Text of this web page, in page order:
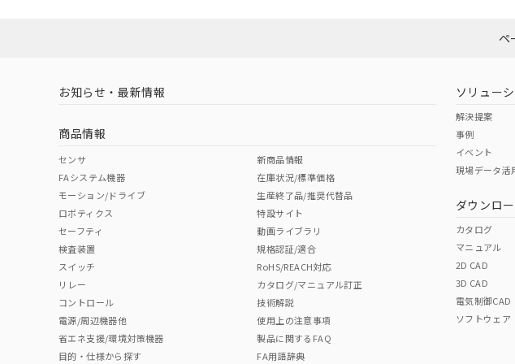
ペ
お知らせ・最新情報
商品情報
センサ
FAシステム機器
モーション/ドライブ
ロボティクス
セーフティ
検査装置
スイッチ
リレー
コントロール
電源/周辺機器他
省エネ支援/環境対策機器
目的・仕様から探す
新商品情報
在庫状況/標準価格
生産終了品/推奨代替品
特設サイト
動画ライブラリ
規格認証/適合
RoHS/REACH対応
カタログ/マニュアル訂正
技術解説
使用上の注意事項
製品に関するFAQ
FA用語辞典
ソリュー
解決提案
事例
イベント
現場データ活
ダウンロ
カタログ
マニュアル
2D CAD
3D CAD
電気制御CAD
ソフトウェア